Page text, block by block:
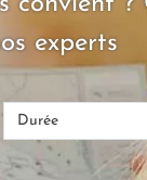
experts